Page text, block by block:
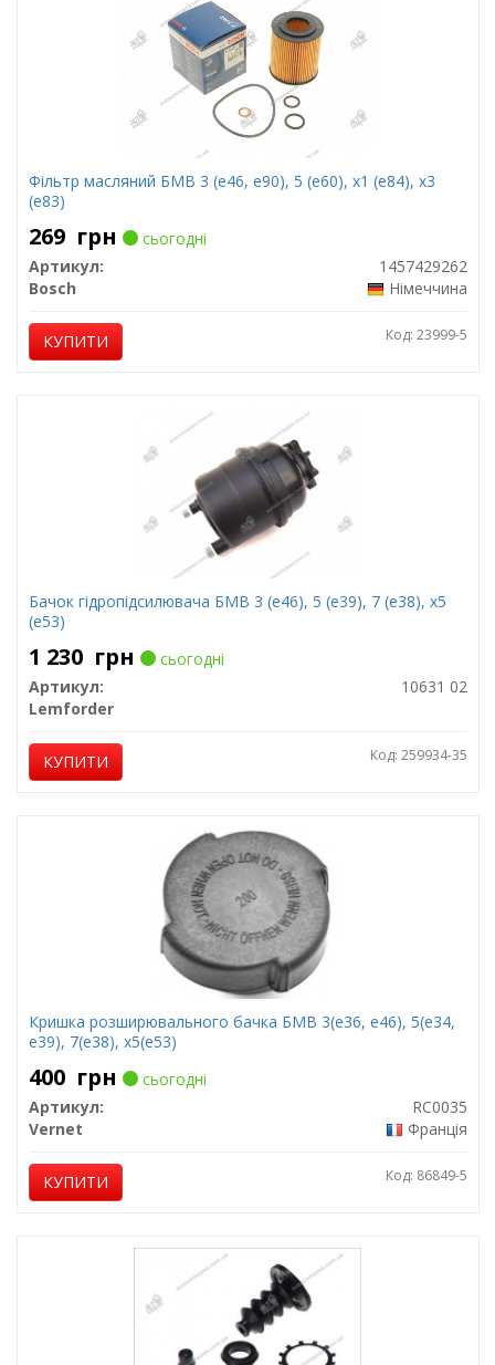
Фільтр масляний БМВ 3 (е46, е90), 5 (е60), х1 (е84), х3
(е83)
269 грн
сьогодні
Артикул:
1457429262
Bosch
Німеччина
КУПИТИ Код: 23999-5
Бачок гідропідсилювача БМВ 3 (е46), 5 (е39), 7 (е38), х5
(е53)
1 230 грн
сьогодні
Артикул:
10631 02
Lemforder
КУПИТИ Код: 259934-35
Кришка розширювального бачка БМВ 3(е36, е46), 5(е34,
е39), 7(е38), х5(е53)
400 грн
сьогодні
Артикул:
RC0035
Vernet
Франція
КУПИТИ Код: 86849-5